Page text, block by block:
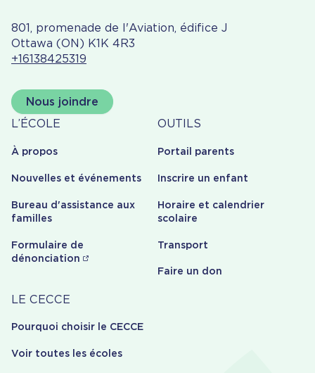
801, promenade de l'Aviation, édifice J
Ottawa (ON) K1K 4R3
+16138425319
Nous joindre
À
propos
L’ÉCOLE
À propos
Nouvelles et événements
Bureau d'assistance aux
familles
Formulaire de
dénonciation
Outils
OUTILS
Portail parents
Inscrire un enfant
Horaire et calendrier
scolaire
Transport
Faire un don
Carrière
LE CECCE
Pourquoi choisir le CECCE
Voir toutes les écoles